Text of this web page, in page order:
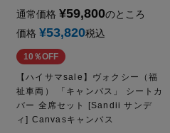
通常価格 ¥59,800のところ
価格 ¥53,820税込
10％OFF
【ハイサマsale】ヴォクシー（福
祉車両） 「キャンバス」 シートカ
バー 全席セット [Sandii サンデ
ィ] Canvasキャンバス